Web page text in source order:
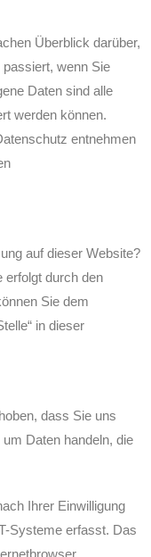
Überblick darüber,
wenn Sie
Daten sind alle
werden können.
entnehmen
auf dieser Website?
erfolgt durch den
Sie dem
in dieser
dass Sie uns
Daten handeln, die
Ihrer Einwilligung
Systeme erfasst. Das